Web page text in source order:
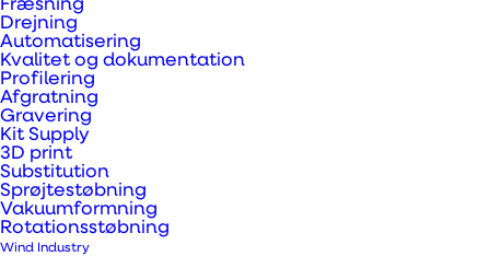
Fræsning
Drejning
Automatisering
Kvalitet og dokumentation
Profilering
Afgratning
Gravering
Kit Supply
3D print
Substitution
Sprøjtestøbning
Vakuumformning
Rotationsstøbning
Wind Industry
Hvad er Trespa® HPL
plader?